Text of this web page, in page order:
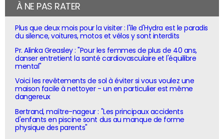
À NE PAS RATER
Plus que deux mois pour la visiter : l'île d'Hydra est le paradis
du silence, voitures, motos et vélos y sont interdits
Pr. Alinka Greasley : "Pour les femmes de plus de 40 ans,
danser entretient la santé cardiovasculaire et l'équilibre
mental"
Voici les revêtements de sol à éviter si vous voulez une
maison facile à nettoyer - un en particulier est même
dangereux
Bertrand, maître-nageur : "Les principaux accidents
d'enfants en piscine sont dus au manque de forme
physique des parents"